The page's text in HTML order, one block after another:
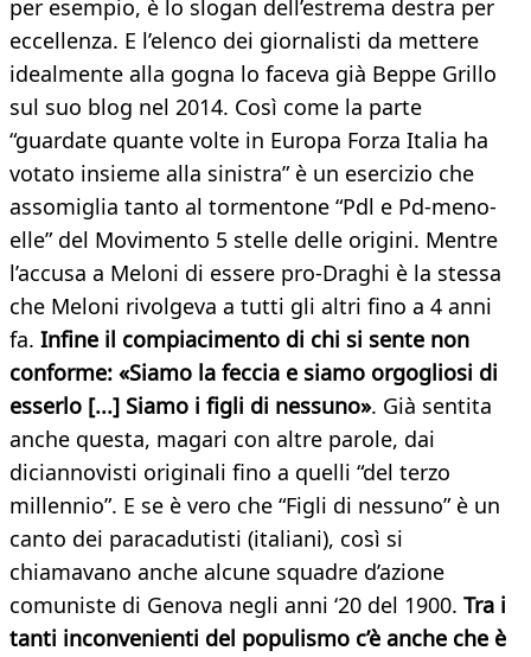
per esempio, è lo slogan dell’estrema destra per
eccellenza. E l’elenco dei giornalisti da mettere
idealmente alla gogna lo faceva già Beppe Grillo
sul suo blog nel 2014. Così come la parte
“guardate quante volte in Europa Forza Italia ha
votato insieme alla sinistra” è un esercizio che
assomiglia tanto al tormentone “Pdl e Pd-meno-
elle” del Movimento 5 stelle delle origini. Mentre
l’accusa a Meloni di essere pro-Draghi è la stessa
che Meloni rivolgeva a tutti gli altri fino a 4 anni
fa. Infine il compiacimento di chi si sente non
conforme: «Siamo la feccia e siamo orgogliosi di
esserlo [...] Siamo i figli di nessuno». Già sentita
anche questa, magari con altre parole, dai
diciannovisti originali fino a quelli “del terzo
millennio”. E se è vero che “Figli di nessuno” è un
canto dei paracadutisti (italiani), così si
chiamavano anche alcune squadre d’azione
comuniste di Genova negli anni ‘20 del 1900. Tra i
tanti inconvenienti del populismo c’è anche che è